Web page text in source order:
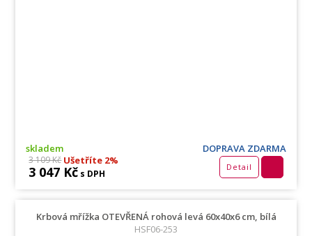
skladem DOPRAVA ZDARMA
3 109 KčUšetříte 2%
3 047 Kč s DPH
Detail
Krbová mřížka OTEVŘENÁ rohová levá 60x40x6 cm, bílá
HSF06-253